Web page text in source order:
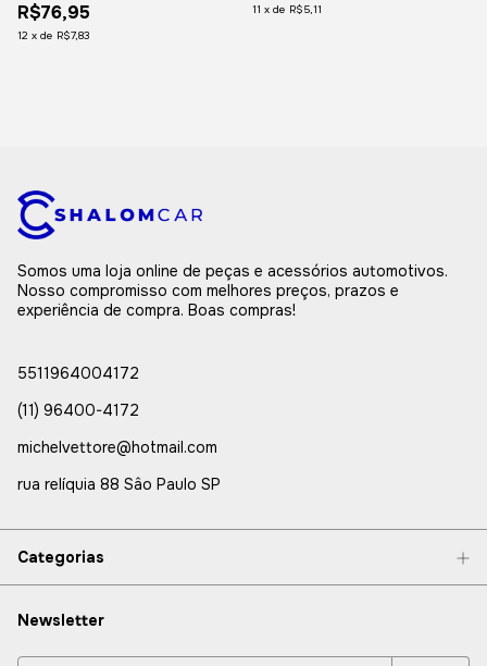
R$76,95
12 x de R$7,83
11 x de R$5,11
Somos uma loja online de peças e acessórios automotivos.
Nosso compromisso com melhores preços, prazos e
experiência de compra. Boas compras!
5511964004172
(11) 96400-4172
michelvettore@hotmail.com
rua relíquia 88 Sâo Paulo SP
Categorias
Newsletter